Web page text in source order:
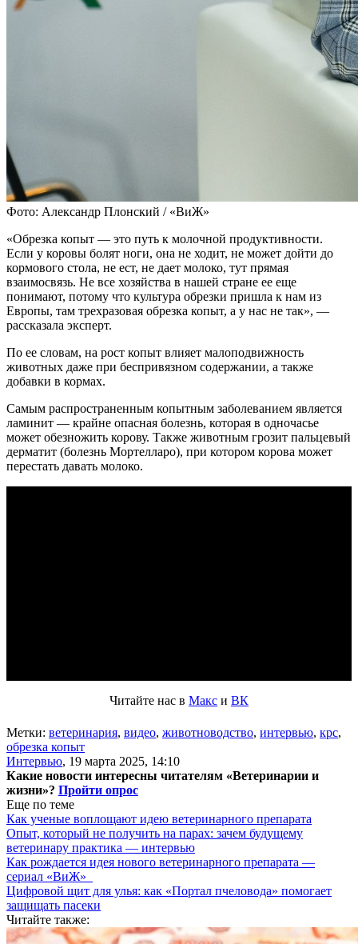
Фото: Александр Плонский / «ВиЖ»
«Обрезка копыт — это путь к молочной продуктивности.
Если у коровы болят ноги, она не ходит, не может дойти до
кормового стола, не ест, не дает молоко, тут прямая
взаимосвязь. Не все хозяйства в нашей стране ее еще
понимают, потому что культура обрезки пришла к нам из
Европы, там трехразовая обрезка копыт, а у нас не так», —
рассказала эксперт.
По ее словам, на рост копыт влияет малоподвижность
животных даже при беспривязном содержании, а также
добавки в кормах.
Самым распространенным копытным заболеванием является
ламинит — крайне опасная болезнь, которая в одночасье
может обезножить корову. Также животным грозит пальцевый
дерматит (болезнь Мортелларо), при котором корова может
перестать давать молоко.
Читайте нас в Макс и ВК
Метки: ветеринария, видео, животноводство, интервью, крс,
обрезка копыт
Интервью, 19 марта 2025, 14:10
Какие новости интересны читателям «Ветеринарии и
жизни»? Пройти опрос
Еще по теме
Как ученые воплощают идею ветеринарного препарата
Опыт, который не получить на парах: зачем будущему
ветеринару практика — интервью
Как рождается идея нового ветеринарного препарата —
сериал «ВиЖ»
Цифровой щит для улья: как «Портал пчеловода» помогает
защищать пасеки
Читайте также: